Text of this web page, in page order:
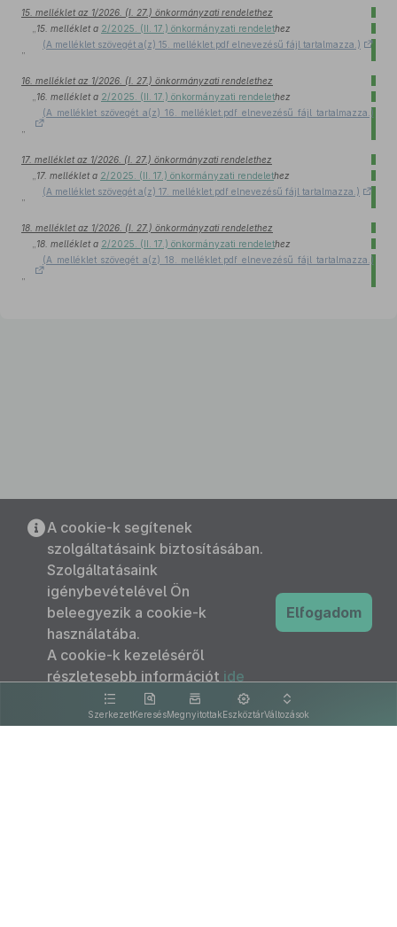
15. melléklet az 1/2026. (I. 27.) önkormányzati rendelethez
15. melléklet a 2/2025. (II. 17.) önkormányzati rendelethez
(A melléklet szövegét a(z) 15. melléklet.pdf elnevezésű fájl tartalmazza.)
”
16. melléklet az 1/2026. (I. 27.) önkormányzati rendelethez
16. melléklet a 2/2025. (II. 17.) önkormányzati rendelethez
(A melléklet szövegét a(z) 16. melléklet.pdf elnevezésű fájl tartalmazza.)
”
17. melléklet az 1/2026. (I. 27.) önkormányzati rendelethez
17. melléklet a 2/2025. (II. 17.) önkormányzati rendelethez
(A melléklet szövegét a(z) 17. melléklet.pdf elnevezésű fájl tartalmazza.)
”
18. melléklet az 1/2026. (I. 27.) önkormányzati rendelethez
18. melléklet a 2/2025. (II. 17.) önkormányzati rendelethez
(A melléklet szövegét a(z) 18. melléklet.pdf elnevezésű fájl tartalmazza.)
”
SzerkezetKeresésMegnyitottakEszköztárVáltozások
A cookie-k segítenek
szolgáltatásaink biztosításában.
Szolgáltatásaink
igénybevételével Ön
beleegyezik a cookie-k
használatába.
A cookie-k kezeléséről
részletesebb információt ide
kattintva olvashat.
Elfogadom